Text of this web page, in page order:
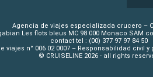
Agencia de viajes especializada crucero –
Les flots bleus MC 98 000 Monaco SAM
contact tel : (00) 377 97 97 84 50
n° 006 02 0007 – Responsabilidad civil y
© CRUISELINE 2026 - all rights